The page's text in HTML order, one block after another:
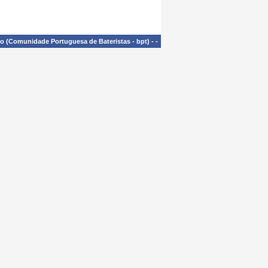
(Comunidade Portuguesa de Bateristas - bpt) - -